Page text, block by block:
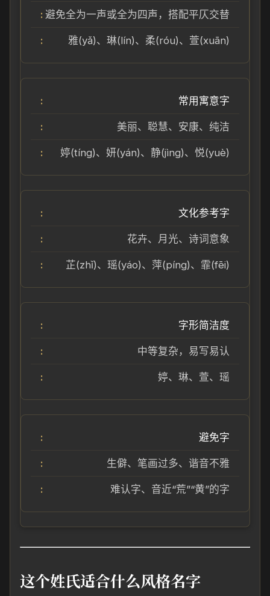
避免全为一声或全为四声，搭配平仄交替
雅(yǎ)、琳(lín)、柔(róu)、萱(xuān)
常用寓意字
美丽、聪慧、安康、纯洁
婷(tíng)、妍(yán)、静(jìng)、悦(yuè)
文化参考字
花卉、月光、诗词意象
芷(zhǐ)、瑶(yáo)、萍(píng)、霏(fēi)
字形简洁度
中等复杂，易写易认
婷、琳、萱、瑶
避免字
生僻、笔画过多、谐音不雅
难认字、音近“荒”“黄”的字
这个姓氏适合什么风格名字